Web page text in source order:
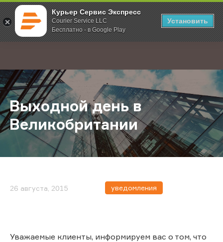
Курьер Сервис Экспресс
Courier Service LLC
Бесплатно - в Google Play
Установить
; Главная О компании Новости Выходной день в Великобритании
Выходной день в
Великобритании
26 августа, 2015 уведомления
Уважаемые клиенты, информируем вас о том, что